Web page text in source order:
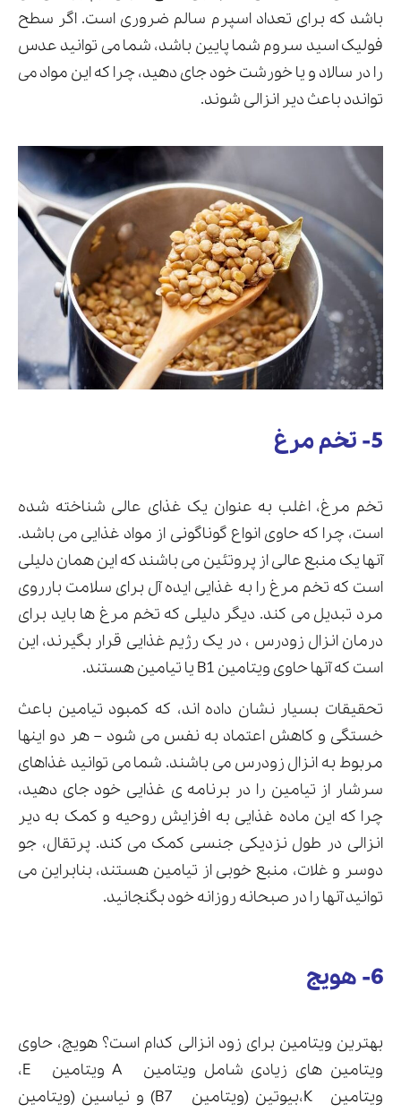
باشد که برای تعداد اسپرم سالم ضروری است. اگر سطح
فولیک اسید سروم شما پایین باشد، شما می توانید عدس
را در سالاد و یا خورشت خود جای دهید، چرا که این مواد می
تواندد باعث دیر انزالی شوند.
5- تخم مرغ
تخم مرغ، اغلب به عنوان یک غذای عالی شناخته شده
است، چرا که حاوی انواع گوناگونی از مواد غذایی می باشد.
آنها یک منبع عالی از پروتئین می باشند که این همان دلیلی
است که تخم مرغ را به غذایی ایده آل برای سلامت بارروی
مرد تبدیل می کند. دیگر دلیلی که تخم مرغ ها باید برای
درمان انزال زودرس ، در یک رژیم غذایی قرار بگیرند، این
است که آنها حاوی ویتامین B1 یا تیامین هستند.
تحقیقات بسیار نشان داده اند، که کمبود تیامین باعث
خستگی و کاهش اعتماد به نفس می شود – هر دو اینها
مربوط به انزال زودرس می باشند. شما می توانید غذاهای
سرشار از تیامین را در برنامه ی غذایی خود جای دهید،
چرا که این ماده غذایی به افزایش روحیه و کمک به دیر
انزالی در طول نزدیکی جنسی کمک می کند. پرتقال، جو
دوسر و غلات، منبع خوبی از تیامین هستند، بنابراین می
توانید آنها را در صبحانه روزانه خود بگنجانید.
6- هویج
بهترین ویتامین برای زود انزالی کدام است؟ هویچ، حاوی
ویتامین های زیادی شامل ویتامین A ویتامین E،
ویتامین K،بیوتین (ویتامین B7) و نیاسین (ویتامین